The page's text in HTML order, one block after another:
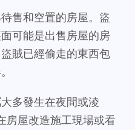
售和空置的房屋。盜
可能是出售房屋的房
賊已經偷走的東西包
多發生在夜間或淩
房屋改造施工現場或看